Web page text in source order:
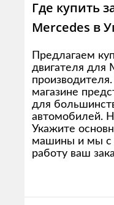
Где купить
Mercedes в
Предлагаем
двигателя для
магазине
для
автомобилей.
Укажите
машины и мы с
работу ваш